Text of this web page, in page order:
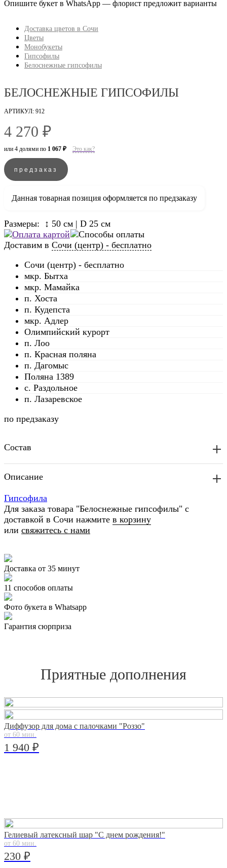
Опишите букет в WhatsApp — флорист предложит варианты
Доставка цветов в Сочи
Цветы
Монобукеты
Гипсофилы
Белоснежные гипсофилы
БЕЛОСНЕЖНЫЕ ГИПСОФИЛЫ
АРТИКУЛ: 912
4 270 ₽
или 4 долями по 1 067 ₽ Это как?
предзаказ
Данная товарная позиция оформляется по предзаказу
Размеры: ↕ 50 см | D 25 см
Доставим в Сочи (центр) - бесплатно
Сочи (центр) - бесплатно
мкр. Бытха
мкр. Мамайка
п. Хоста
п. Кудепста
мкр. Адлер
Олимпийский курорт
п. Лоо
п. Красная поляна
п. Дагомыс
Поляна 1389
с. Раздольное
п. Лазаревское
по предзаказу
Состав
Описание
Гипсофила
Для заказа товара "Белоснежные гипсофилы" с
доставкой в Сочи нажмите в корзину
или свяжитесь с нами
Доставка от 35 минут
11 способов оплаты
Фото букета в Whatsapp
Гарантия сюрприза
Приятные дополнения
Диффузор для дома с палочками "Роззо"
от 60 мин.
1 940 ₽
Гелиевый латексный шар "С днем рождения!"
от 60 мин.
230 ₽